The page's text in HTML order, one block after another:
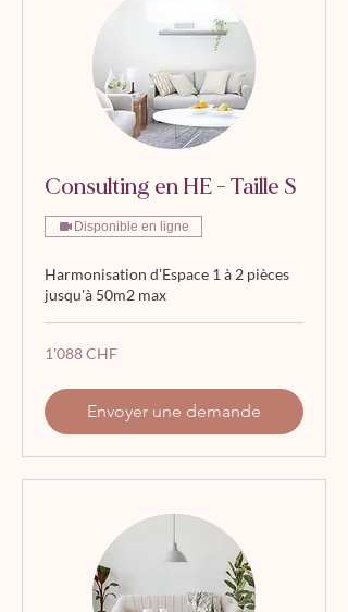
Consulting en HE - Taille S
Disponible en ligne
Harmonisation d'Espace 1 à 2 pièces
jusqu'à 50m2 max
1'088
francs
1'088 CHF
Envoyer une demande